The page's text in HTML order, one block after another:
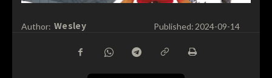
Author: Wesley Published: 2024-09-14